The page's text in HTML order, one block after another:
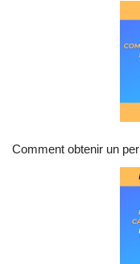
Comment obtenir un